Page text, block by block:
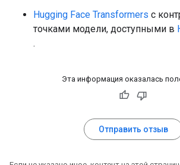
Hugging Face Transformers с
точками модели, доступными в
.
Эта информация оказалась
Отправить отзыв